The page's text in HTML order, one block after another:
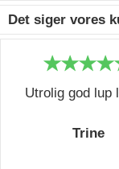
Det siger vores
Utrolig god lup
Trine